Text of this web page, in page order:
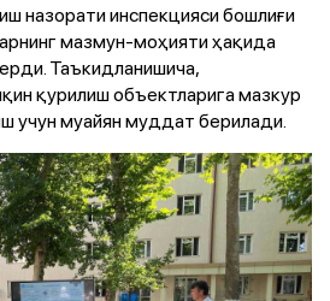
назорати инспекцияси бошлиғи
мазмун-моҳияти ҳақида
Таъкидланишича,
қурилиш объектларига мазкур
учун муайян муддат берилади.